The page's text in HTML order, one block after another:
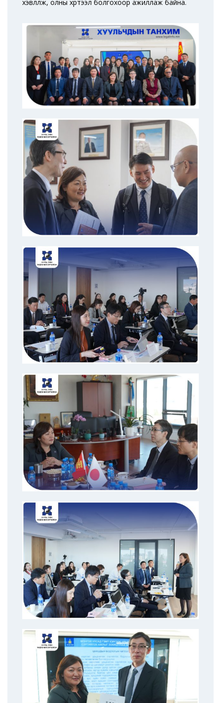
хэвлүүлж, олны хүртээл болгохоор ажиллаж байна.